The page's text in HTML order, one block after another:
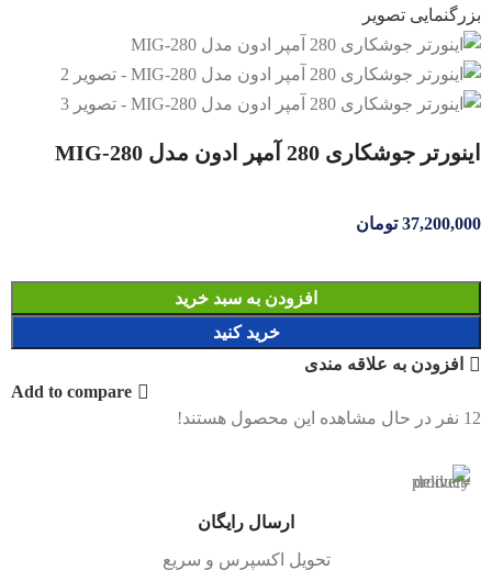
بزرگنمایی تصویر
اینورتر جوشکاری 280 آمپر ادون مدل MIG-280
37,200,000 تومان
افزودن به سبد خرید
خرید کنید
افزودن به علاقه مندی
Add to compare
12 نفر در حال مشاهده این محصول هستند!
ارسال رایگان
تحویل اکسپرس و سریع